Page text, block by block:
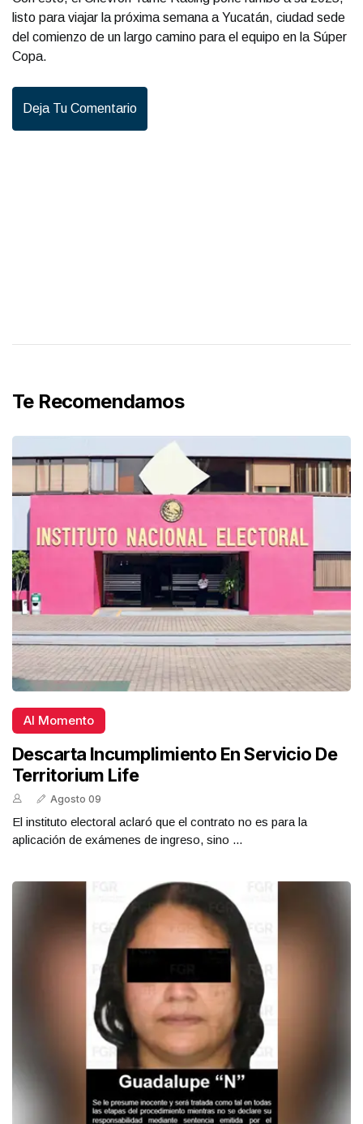
listo para viajar la próxima semana a Yucatán, ciudad sede
del comienzo de un largo camino para el equipo en la Súper
Copa.
Deja Tu Comentario
Te Recomendamos
Al Momento
Descarta Incumplimiento En Servicio De
Territorium Life
Agosto 09
El instituto electoral aclaró que el contrato no es para la
aplicación de exámenes de ingreso, sino ...